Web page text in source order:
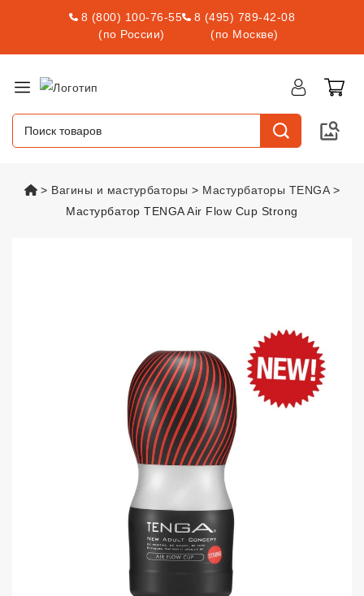
8 (800) 100-76-55
(по России)
8 (495) 789-42-08
(по Москве)
vsexshop.ru
Вагины и мастурбаторы
Мастурбаторы TENGA
Мастурбатор TENGA Air Flow Cup Strong